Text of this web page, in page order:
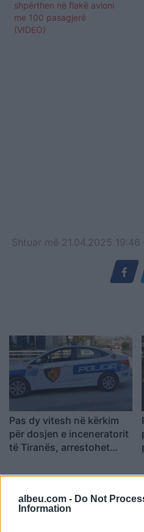
albeu.com - Do Not
Information
shpërthen në flakë avioni
me 100 pasagjerë
(VIDEO)
Shtuar më 21.04.2025 19:46
Pas dy vitesh në kërkim
për dosjen e inceneratorit
të Tiranës, arrestohet
Palasë